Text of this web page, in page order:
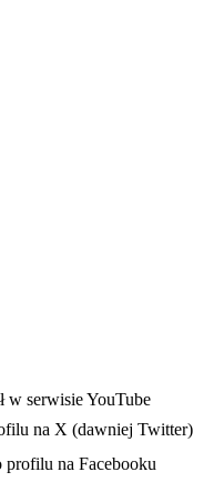
karcie
w serwisie YouTube
na X (dawniej Twitter)
karcie
profilu na Facebooku